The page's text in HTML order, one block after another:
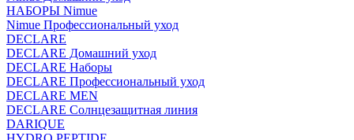
НАБОРЫ Nimue
Nimue Профессиональный уход
DECLARE
DECLARE Домашний уход
DECLARE Наборы
DECLARE Профессиональный уход
DECLARE MEN
DECLARE Солнцезащитная линия
DARIQUE